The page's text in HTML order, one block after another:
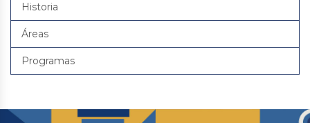
Historia
Áreas
Programas